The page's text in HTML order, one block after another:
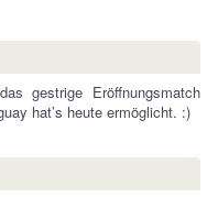
gestrige Eröffnungsmatch
hat’s heute ermöglicht. :)